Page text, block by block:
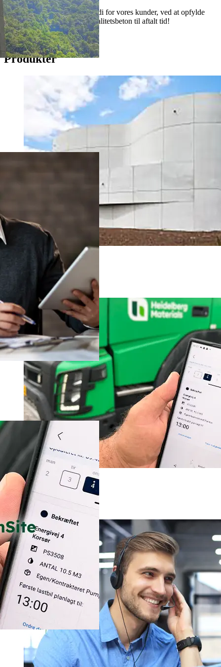
Vores mission er, at skabe værdi for vores kunder, ved at opfylde
deres behov for levering af kvalitetsbeton til aftalt tid!
Betonbestilling
Produkter
Alle vores produkter
Kundeportal
Kundeportal
Kontakt